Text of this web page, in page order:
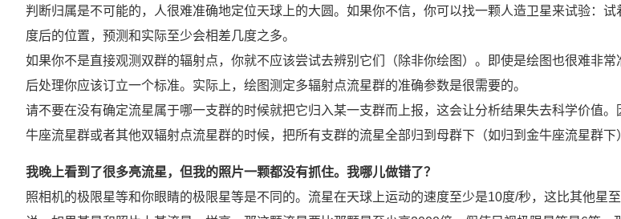
判断归属是不可能的，人很难准确地定位天球上的大圆。如果你不信，你可以找一颗人造卫星来试验：
度后的位置，预测和实际至少会相差几度之多。
如果你不是直接观测双群的辐射点，你就不应该尝试去辨别它们（除非你绘图）。即使是绘图也很难非
后处理你应该订立一个标准。实际上，绘图测定多辐射点流星群的准确参数是很需要的。
请不要在没有确定流星属于哪一支群的时候就把它归入某一支群而上报，这会让分析结果失去科学价值
牛座流星群或者其他双辐射点流星群的时候，把所有支群的流星全部归到母群下（如归到金牛座流星群下
我晚上看到了很多亮流星，但我的照片一颗都没有抓住。我哪儿做错了？
照相机的极限星等和你眼睛的极限星等是不同的。流星在天球上运动的速度至少是10度/秒，这比其他星